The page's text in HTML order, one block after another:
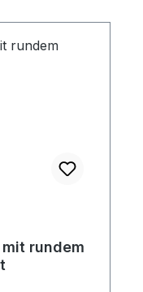
rundem